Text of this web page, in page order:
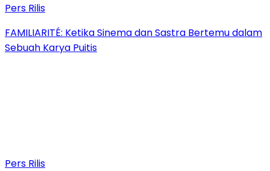
Pers Rilis
FAMILIARITÉ: Ketika Sinema dan Sastra Bertemu dalam
Sebuah Karya Puitis
Pers Rilis